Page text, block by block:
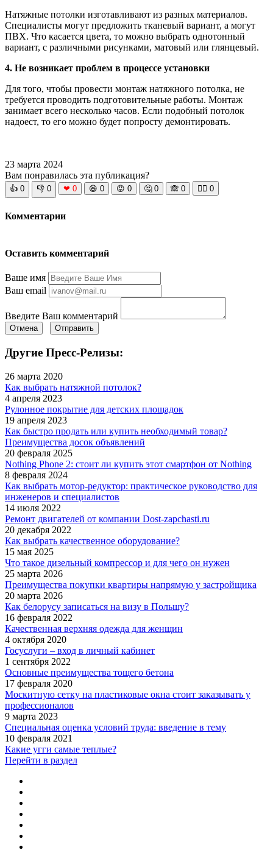
Натяжные потолки изготавливают из разных материалов.
Специалисты могут предложить тканевый вариант, а могут
ПВХ. Что касается цвета, то можно выбрать однотонный
вариант, с различными рисунками, матовый или глянцевый.
4. Не возникает проблем в процессе установки
Для того, чтобы провести монтаж натяжного потолка, не
требуется проводить подготовительные работы. Монтаж
занимает всего несколько часов. Если подобный потолок
надоест, то его можно будет попросту демонтировать.
23 марта 2024
Вам понравилась эта публикация?
👍 0 👎 0 ❤ 0 😆 0 😡 0 🤔 0 🙈 0 🧘‍♀️ 0
Комментарии
Оставить комментарий
Ваше имя
Ваш email
Введите Ваш комментарий
Отмена Отправить
Другие Пресс-Релизы:
26 марта 2020
Как выбрать натяжной потолок?
4 апреля 2023
Рулонное покрытие для детских площадок
19 апреля 2023
Как быстро продать или купить необходимый товар?
Преимущества досок объявлений
20 февраля 2025
Nothing Phone 2: стоит ли купить этот смартфон от Nothing
8 февраля 2024
Как выбрать мотор-редуктор: практическое руководство для
инженеров и специалистов
14 июля 2022
Ремонт двигателей от компании Dost-zapchasti.ru
20 декабря 2022
Как выбрать качественное оборудование?
15 мая 2025
Что такое дизельный компрессор и для чего он нужен
25 марта 2026
Преимущества покупки квартиры напрямую у застройщика
20 марта 2026
Как белорусу записаться на визу в Польшу?
16 февраля 2022
Качественная верхняя одежда для женщин
4 октября 2020
Госуслуги – вход в личный кабинет
1 сентября 2022
Основные преимущества тощего бетона
17 февраля 2020
Москитную сетку на пластиковые окна стоит заказывать у
профессионалов
9 марта 2023
Специальная оценка условий труда: введение в тему
10 февраля 2021
Какие угги самые теплые?
Перейти в раздел